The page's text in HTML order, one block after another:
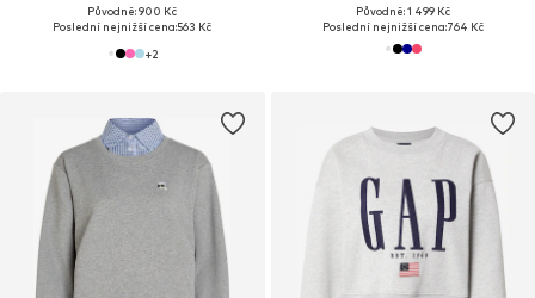
Původně: 900 Kč
Poslední nejnižší cena:563 Kč
+2
Původně: 1 499 Kč
Poslední nejnižší cena:764 Kč